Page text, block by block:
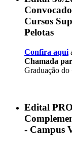
Cursos
Pelotas
Confira aqui
Chamada
Graduação do
Edital
- Campus